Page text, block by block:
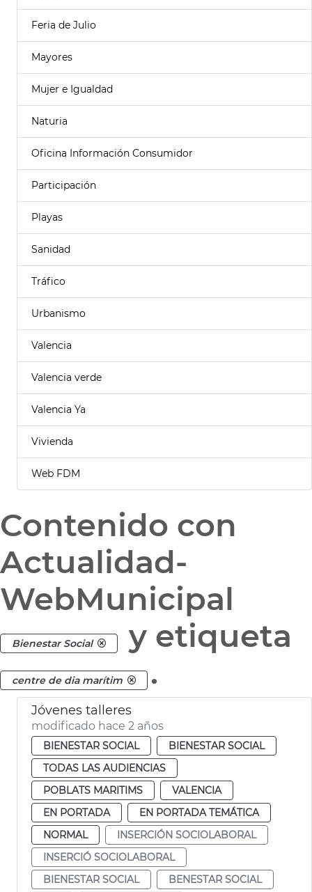
Feria de Julio
Mayores
Mujer e Igualdad
Naturia
Oficina Información Consumidor
Participación
Playas
Sanidad
Tráfico
Urbanismo
Valencia
Valencia verde
Valencia Ya
Vivienda
Web FDM
Contenido con
Actualidad-
WebMunicipal
Bienestar Social y etiqueta
centre de dia marítim .
Jóvenes talleres
modificado hace 2 años
BIENESTAR SOCIAL
BIENESTAR SOCIAL
TODAS LAS AUDIENCIAS
POBLATS MARITIMS
VALENCIA
EN PORTADA
EN PORTADA TEMÁTICA
NORMAL
INSERCIÓN SOCIOLABORAL
INSERCIÓ SOCIOLABORAL
BIENESTAR SOCIAL
BENESTAR SOCIAL